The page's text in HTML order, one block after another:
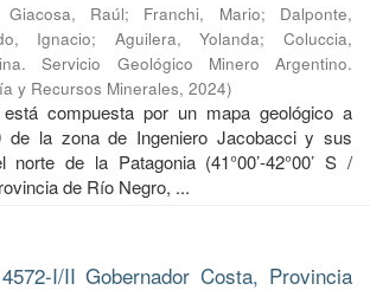
Giacosa, Raúl; Franchi, Mario; Dalponte,
Ignacio; Aguilera, Yolanda;Coluccia,
Servicio Geológico Minero Argentino.
y Recursos Minerales, 2024)
compuesta por un mapa geológico a
de la zona de Ingeniero Jacobacci y sus
norte de la Patagonia (41°00’-42°00’ S /
de Río Negro, ...
I/II Gobernador Costa, Provincia